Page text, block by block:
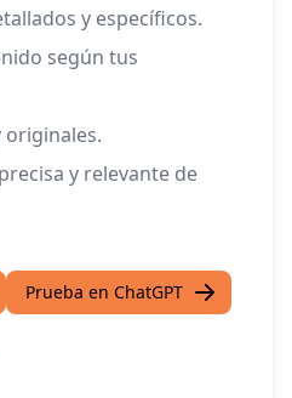
y específicos.
según tus
originales.
y relevante de
Prueba en ChatGPT